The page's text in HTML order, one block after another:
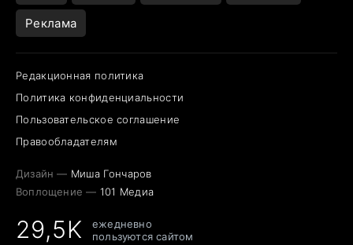
Реклама
Редакционная политика
Политика конфиденциальности
Пользовательское соглашение
Правообладателям
Дизайн — Миша Гончаров
Воплощение — 101 Медиа
29,5K
ежедневно
пользуются сайтом